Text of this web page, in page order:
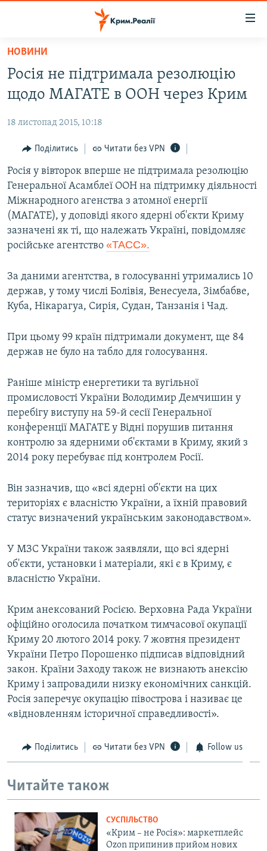
Перейти
основного
матеріалу
до
навігації
Перейти
до
пошуку
ПОЛІТИКА
БЛОГИ
ПОГЛЯД
ІНТЕРВ'Ю
ВСЕ ЗА ДЕНЬ
СПЕЦПРОЕКТИ
ВІДЕОУРОКИ «ELIFBE»
СВІДЧЕННЯ ОКУПАЦІЇ
ІНФОГРАФІКА
Русский
Qırımtatar
ДОЛУЧАЙСЯ!
Усі сайти RFE/RL
НОВИНИ
Росія не підтримала резолюцію
щодо МАГАТЕ в ООН через Крим
18 листопад 2015, 10:18
Поділитись Читати без VPN
Росія у вівторок вперше не підтримала резолюцію
Генеральної Асамблеї ООН на підтримку діяльності
Міжнародного агенства з атомної енергії
(МАГАТЕ), у доповіді якого ядерні об'єкти Криму
зазначені як ті, що належать Україні, повідомляє
російське агентство «ТАСС».
За даними агентства, в голосуванні утримались 10
держав, у тому числі Болівія, Венесуела, Зімбабве,
Куба, Нікарагуа, Сирія, Судан, Танзанія і Чад.
При цьому 99 країн підтримали документ, ще 84
держав не було на табло для голосування.
Раніше міністр енергетики та вугільної
промисловості України Володимир Демчишин у
перебігу виступу на 59-й сесії Генеральної
конференції МАГАТЕ у Відні порушив питання
контролю за ядерними об'єктами в Криму, який з
2014 року перебуває під контролем Росії.
Він зазначив, що «всі ядерні об'єкти на цих
територіях є власністю України, а їхній правовий
статус визначений українським законодавством».
У МЗС України також заявляли, що всі ядерні
об'єкти, установки і матеріали, які є в Криму, є
власністю України.
Крим анексований Росією. Верховна Рада України
офіційно оголосила початком тимчасової окупації
Криму 20 лютого 2014 року. 7 жовтня президент
України Петро Порошенко підписав відповідний
закон. Країни Заходу також не визнають анексію
Криму і запровадили низку економічних санкцій.
Росія заперечує окупацію півострова і називає це
«відновленням історичної справедливості».
Поділитись Читати без VPN Follow us
Читайте також
СУСПІЛЬСТВО
«Крим – не Росія»: маркетплейс
Ozon припинив прийом нових